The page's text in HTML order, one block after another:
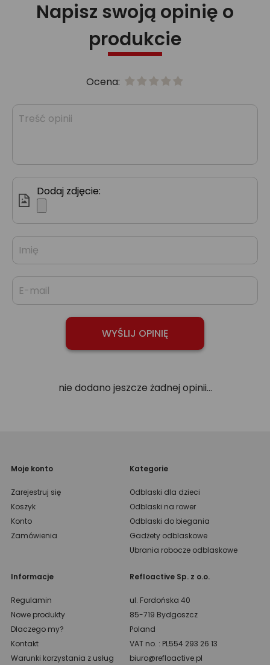
Napisz swoją opinię o
produkcie
Ocena:
Dodaj zdjęcie:
nie dodano jeszcze żadnej opinii...
Moje konto
Zarejestruj się
Koszyk
Konto
Zamówienia
Kategorie
Odblaski dla dzieci
Odblaski na rower
Odblaski do biegania
Gadżety odblaskowe
Ubrania robocze odblaskowe
Informacje
Regulamin
Nowe produkty
Dlaczego my?
Kontakt
Warunki korzystania z usług
Refloactive Sp. z o.o.
ul. Fordońska 40
85-719 Bydgoszcz
Poland
VAT no. : PL554 293 26 13
biuro@refloactive.pl